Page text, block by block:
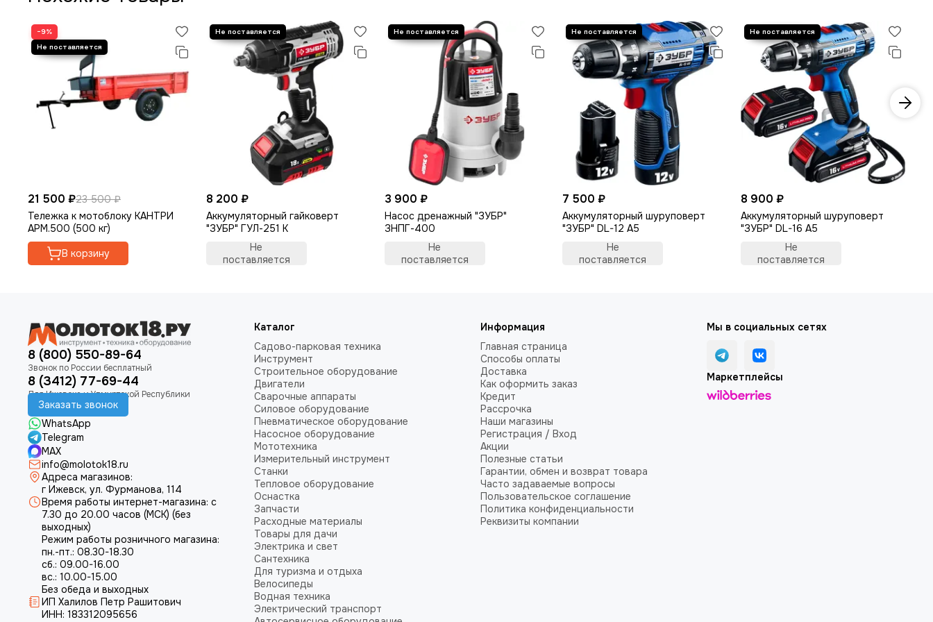
−9%
21 500 ₽23 500 ₽
Тележка к мотоблоку КАНТРИ
АРМ.500 (500 кг)
В корзину
8 200 ₽
Аккумуляторный гайковерт
"ЗУБР" ГУЛ-251 К
Не
поставляется
3 900 ₽
Насос дренажный "ЗУБР"
ЗНПГ-400
Не
поставляется
7 500 ₽
Аккумуляторный шуруповерт
"ЗУБР" DL-12 A5
Не
поставляется
8 900 ₽
Аккумуляторный шуруповерт
"ЗУБР" DL-16 A5
Не
поставляется
8 (800) 550-89-64
8 (3412) 77-69-44
Заказать звонок
WhatsApp
Telegram
MAX
info@molotok18.ru
Адреса магазинов:
г Ижевск, ул. Фурманова, 114
Время работы интернет-магазина: с
7.30 до 20.00 часов (МСК) (без
выходных)
Режим работы розничного магазина:
пн.-пт.: 08.30-18.30
сб.: 09.00-16.00
вс.: 10.00-15.00
Без обеда и выходных
ИП Халилов Петр Рашитович
ИНН: 183312095656
Каталог
Садово-парковая техника
Инструмент
Строительное оборудование
Двигатели
Сварочные аппараты
Силовое оборудование
Пневматическое оборудование
Насосное оборудование
Мототехника
Измерительный инструмент
Станки
Тепловое оборудование
Оснастка
Запчасти
Расходные материалы
Товары для дачи
Электрика и свет
Сантехника
Для туризма и отдыха
Велосипеды
Водная техника
Электрический транспорт
Информация
Главная страница
Способы оплаты
Доставка
Как оформить заказ
Кредит
Рассрочка
Наши магазины
Регистрация / Вход
Акции
Полезные статьи
Гарантии, обмен и возврат товара
Часто задаваемые вопросы
Пользовательское соглашение
Политика конфиденциальности
Реквизиты компании
Мы в социальных сетях
Маркетплейсы